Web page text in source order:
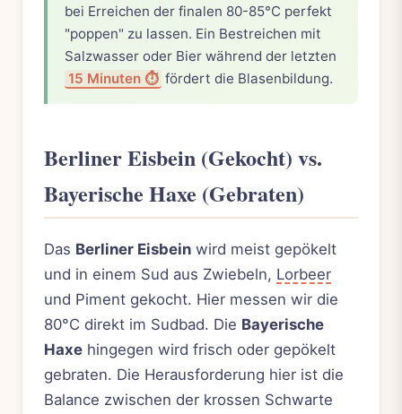
bei Erreichen der finalen 80-85°C perfekt
"poppen" zu lassen. Ein Bestreichen mit
Salzwasser oder Bier während der letzten
15 Minuten ⏱️ fördert die Blasenbildung.
Berliner Eisbein (Gekocht) vs.
Bayerische Haxe (Gebraten)
Das Berliner Eisbein wird meist gepökelt
und in einem Sud aus Zwiebeln, Lorbeer
und Piment gekocht. Hier messen wir die
80°C direkt im Sudbad. Die Bayerische
Haxe hingegen wird frisch oder gepökelt
gebraten. Die Herausforderung hier ist die
Balance zwischen der krossen Schwarte